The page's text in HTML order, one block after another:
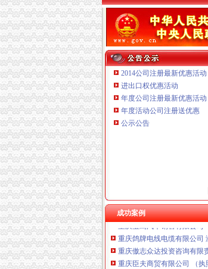
本站导航
2014公司注册最新优惠活动
进出口权优惠活动
年度公司注册最新优惠活动
年度活动公司注册送优惠
公示公告
成功案例
重庆鸽牌电线电缆有限公司
重庆傲志众达投资咨询有限
重庆臣夫商贸有限公司 （执
重庆卿倾商贸有限责任公司